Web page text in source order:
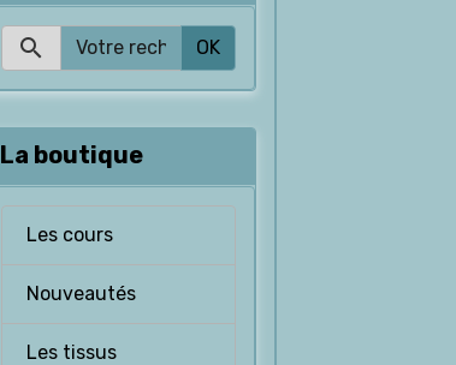
OK
La boutique
Les cours
Nouveautés
Les tissus